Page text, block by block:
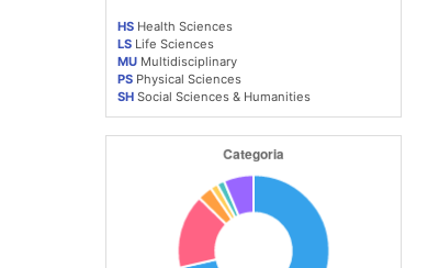
HS Health Sciences
LS Life Sciences
MU Multidisciplinary
PS Physical Sciences
SH Social Sciences & Humanities